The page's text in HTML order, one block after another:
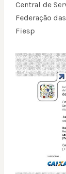
Central de
Federação
Fiesp